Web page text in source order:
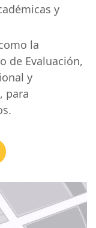
y
la
de Evaluación,
y
para